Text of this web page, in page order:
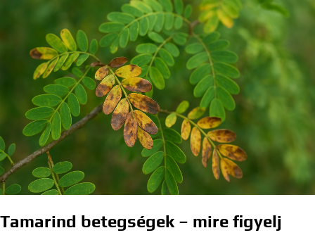
Tamarind betegségek – mire figyelj